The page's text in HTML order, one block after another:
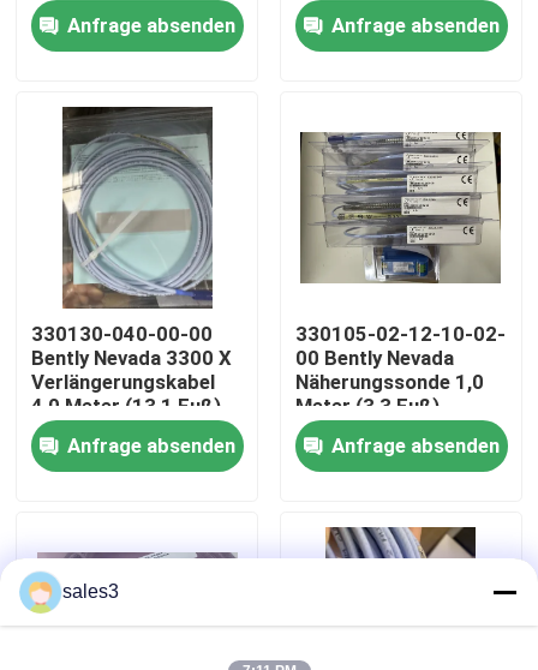
Produkte
Über uns
Werksbesichtigung
Kontakt mit uns
Neuigkeiten
Bitte um ein Angebot
Allein Bradley PLC Produkte
PEPPERL FUCHS Isolierte Barriere
Anfrage absenden
Anfrage absenden
330130-040-00-00
Bently Nevada 3300 X
Verlängerungskabel
4,0 Meter (13,1 Fuß)
Anfrage absenden
330105-02-12-10-02-
00 Bently Nevada
Näherungssonde 1,0
Meter (3,3 Fuß)
Anfrage absenden
sales3